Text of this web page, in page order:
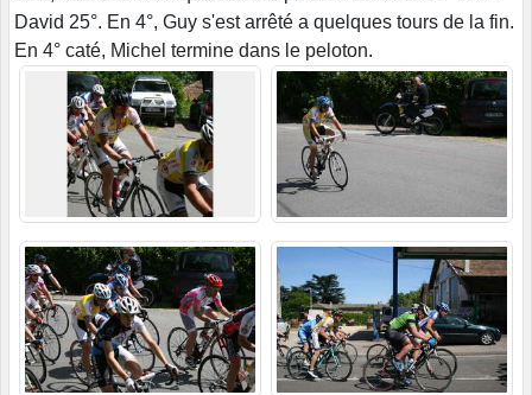
David 25°. En 4°, Guy s'est arrêté a quelques tours de la fin.
En 4° caté, Michel termine dans le peloton.